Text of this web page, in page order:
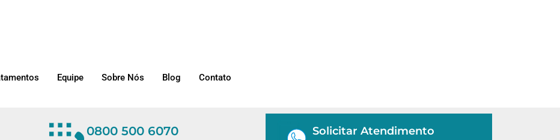
Equipe Sobre Nós Blog Contato
0800 500 6070 Solicitar Atendimento